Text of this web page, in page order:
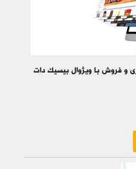
و فروش با ویژوال بیسیک دات